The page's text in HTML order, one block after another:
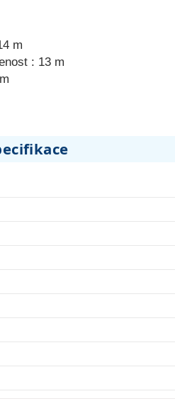
m
: 13 m